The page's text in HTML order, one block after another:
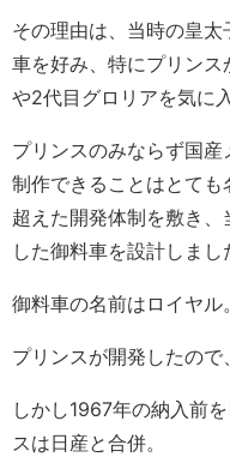
その理由は、当時の皇
車を好み、特にプリン
や2代目グロリアを気に
プリンスのみならず国
制作できることはとて
超えた開発体制を敷き
した御料車を設計しまし
御料車の名前はロイヤル。
プリンスが開発したので
しかし1967年の納入前
スは日産と合併。